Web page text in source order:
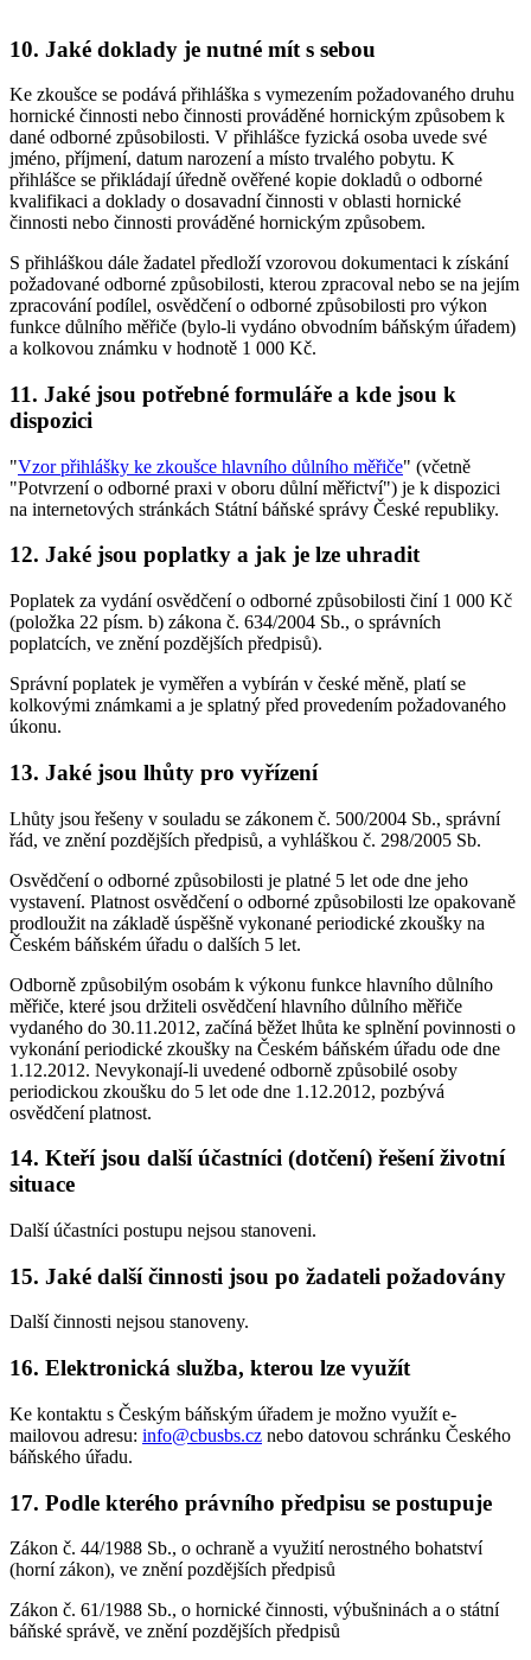
10. Jaké doklady je nutné mít s sebou
Ke zkoušce se podává přihláška s vymezením požadovaného druhu
hornické činnosti nebo činnosti prováděné hornickým způsobem k
dané odborné způsobilosti. V přihlášce fyzická osoba uvede své
jméno, příjmení, datum narození a místo trvalého pobytu. K
přihlášce se přikládají úředně ověřené kopie dokladů o odborné
kvalifikaci a doklady o dosavadní činnosti v oblasti hornické
činnosti nebo činnosti prováděné hornickým způsobem.
S přihláškou dále žadatel předloží vzorovou dokumentaci k získání
požadované odborné způsobilosti, kterou zpracoval nebo se na jejím
zpracování podílel, osvědčení o odborné způsobilosti pro výkon
funkce důlního měřiče (bylo-li vydáno obvodním báňským úřadem)
a kolkovou známku v hodnotě 1 000 Kč.
11. Jaké jsou potřebné formuláře a kde jsou k
dispozici
"Vzor přihlášky ke zkoušce hlavního důlního měřiče" (včetně
"Potvrzení o odborné praxi v oboru důlní měřictví") je k dispozici
na internetových stránkách Státní báňské správy České republiky.
12. Jaké jsou poplatky a jak je lze uhradit
Poplatek za vydání osvědčení o odborné způsobilosti činí 1 000 Kč
(položka 22 písm. b) zákona č. 634/2004 Sb., o správních
poplatcích, ve znění pozdějších předpisů).
Správní poplatek je vyměřen a vybírán v české měně, platí se
kolkovými známkami a je splatný před provedením požadovaného
úkonu.
13. Jaké jsou lhůty pro vyřízení
Lhůty jsou řešeny v souladu se zákonem č. 500/2004 Sb., správní
řád, ve znění pozdějších předpisů, a vyhláškou č. 298/2005 Sb.
Osvědčení o odborné způsobilosti je platné 5 let ode dne jeho
vystavení. Platnost osvědčení o odborné způsobilosti lze opakovaně
prodloužit na základě úspěšně vykonané periodické zkoušky na
Českém báňském úřadu o dalších 5 let.
Odborně způsobilým osobám k výkonu funkce hlavního důlního
měřiče, které jsou držiteli osvědčení hlavního důlního měřiče
vydaného do 30.11.2012, začíná běžet lhůta ke splnění povinnosti o
vykonání periodické zkoušky na Českém báňském úřadu ode dne
1.12.2012. Nevykonají-li uvedené odborně způsobilé osoby
periodickou zkoušku do 5 let ode dne 1.12.2012, pozbývá
osvědčení platnost.
14. Kteří jsou další účastníci (dotčení) řešení životní
situace
Další účastníci postupu nejsou stanoveni.
15. Jaké další činnosti jsou po žadateli požadovány
Další činnosti nejsou stanoveny.
16. Elektronická služba, kterou lze využít
Ke kontaktu s Českým báňským úřadem je možno využít e-
mailovou adresu: info@cbusbs.cz nebo datovou schránku Českého
báňského úřadu.
17. Podle kterého právního předpisu se postupuje
Zákon č. 44/1988 Sb., o ochraně a využití nerostného bohatství
(horní zákon), ve znění pozdějších předpisů
Zákon č. 61/1988 Sb., o hornické činnosti, výbušninách a o státní
báňské správě, ve znění pozdějších předpisů